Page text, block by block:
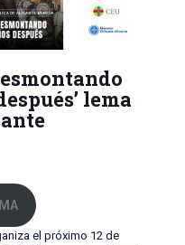
lema
el próximo 12 de